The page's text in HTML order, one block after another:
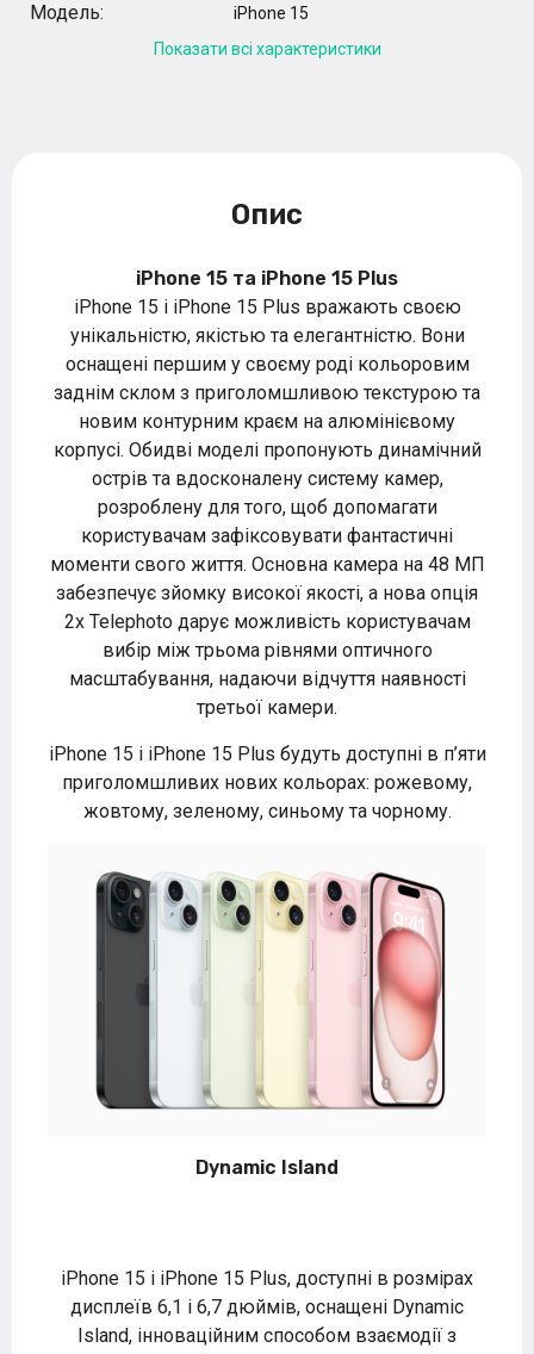
Модель:
iPhone 15
Показати всі характеристики
Опис
iPhone 15 та iPhone 15 Plus
iPhone 15 і iPhone 15 Plus вражають своєю
унікальністю, якістью та елегантністю. Вони
оснащені першим у своєму роді кольоровим
заднім склом з приголомшливою текстурою та
новим контурним краєм на алюмінієвому
корпусі. Обидві моделі пропонують динамічний
острів та вдосконалену систему камер,
розроблену для того, щоб допомагати
користувачам зафіксовувати фантастичні
моменти свого життя. Основна камера на 48 МП
забезпечує зйомку високої якості, а нова опція
2x Telephoto дарує можливість користувачам
вибір між трьома рівнями оптичного
масштабування, надаючи відчуття наявності
третьої камери.
iPhone 15 і iPhone 15 Plus будуть доступні в п’яти
приголомшливих нових кольорах: рожевому,
жовтому, зеленому, синьому та чорному.
Dynamic Island
iPhone 15 і iPhone 15 Plus, доступні в розмірах
дисплеїв 6,1 і 6,7 дюймів, оснащені Dynamic
Island, інноваційним способом взаємодії з